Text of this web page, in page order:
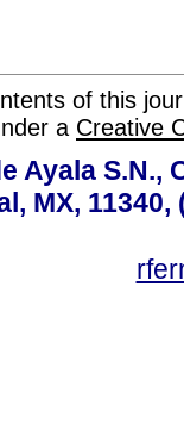
of this
a Creative
Ayala S.N.,
MX,